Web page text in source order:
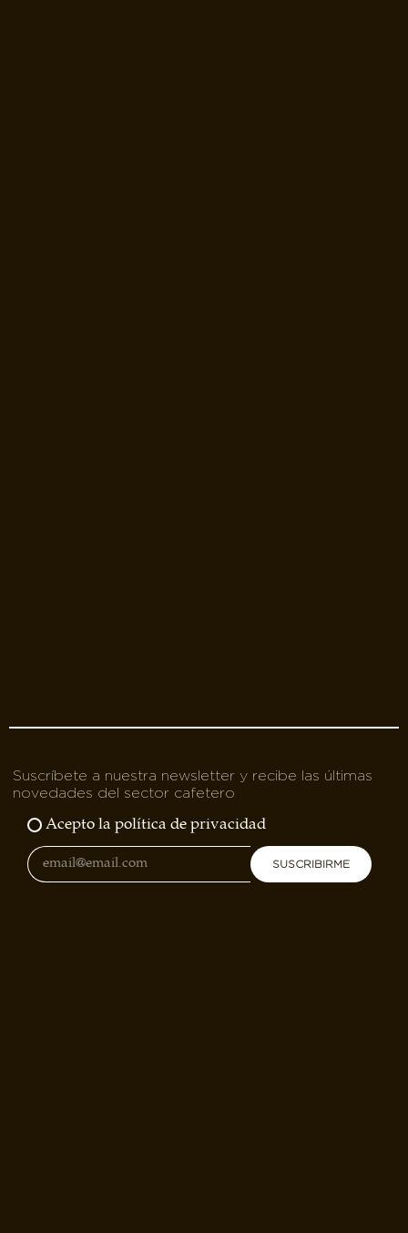
Suscríbete a nuestra newsletter y recibe las últimas
novedades del sector cafetero
Acepto la política de privacidad
SUSCRIBIRME